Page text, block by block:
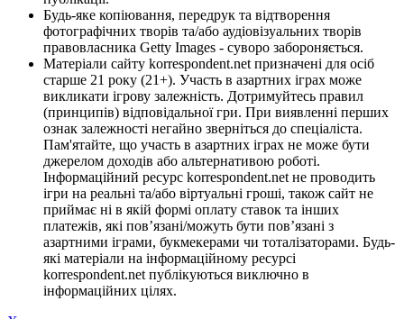
Будь-яке копіювання, передрук та відтворення
фотографічних творів та/або аудіовізуальних творів
правовласника Getty Images - суворо забороняється.
Матеріали сайту korrespondent.net призначені для осіб
старше 21 року (21+). Участь в азартних іграх може
викликати ігрову залежність. Дотримуйтесь правил
(принципів) відповідальної гри. При виявленні перших
ознак залежності негайно зверніться до спеціаліста.
Пам'ятайте, що участь в азартних іграх не може бути
джерелом доходів або альтернативою роботі.
Інформаційний ресурс korrespondent.net не проводить
ігри на реальні та/або віртуальні гроші, також сайт не
приймає ні в якій формі оплату ставок та інших
платежів, які пов’язані/можуть бути пов’язані з
азартними іграми, букмекерами чи тоталізаторами. Будь-
які матеріали на інформаційному ресурсі
korrespondent.net публікуються виключно в
інформаційних цілях.